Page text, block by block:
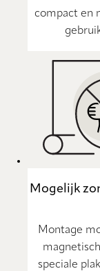
compact en
Mogelijk
Montage
speciale